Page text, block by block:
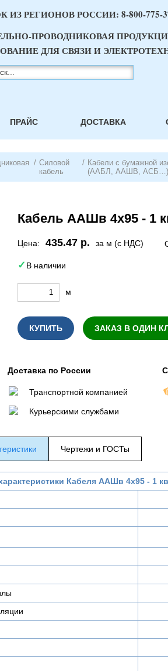
ИЗ РЕГИОНОВ РОССИИ: 8-800-775-
ПРОВОДНИКОВАЯ
ДЛЯ СВЯЗИ И
ПРАЙС ДОСТАВКА
/ Силовой
кабель
/ Кабели с бумажной
(ААБЛ, ААШВ, АСБ…)
Кабель ААШв 4х95 - 1
Цена: 435.47 р. за м (с НДС)
В наличии
м
КУПИТЬ ЗАКАЗ В ОДИН
Доставка по России
Транспортной компанией
Курьерскими службами
Чертежи и ГОСТы
Кабеля ААШв 4х95 - 1 кв